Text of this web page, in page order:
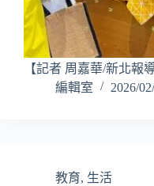
【記者 周嘉華/新北
編輯室
2026/
教育, 生活